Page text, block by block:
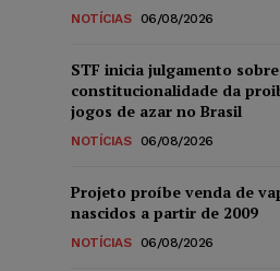
NOTÍCIAS 06/08/2026
STF inicia julgamento sobre
constitucionalidade da
jogos de azar no Brasil
NOTÍCIAS 06/08/2026
Projeto proíbe venda de
nascidos a partir de 2009
NOTÍCIAS 06/08/2026